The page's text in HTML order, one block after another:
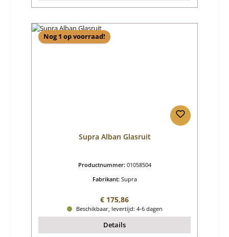
Nog 1 op voorraad!
Supra Alban Glasruit
Productnummer: 01058504
Fabrikant: Supra
Normale prijs:
€ 175,86
Beschikbaar, levertijd: 4-6 dagen
Details